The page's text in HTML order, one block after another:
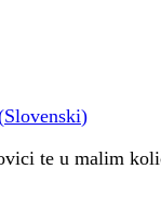
Slovenski)
te u malim